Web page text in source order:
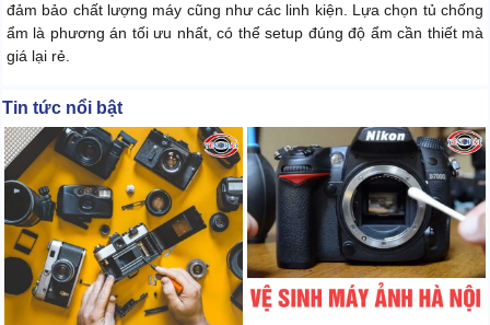
đảm bảo chất lượng máy cũng như các linh kiện. Lựa chọn tủ chống
ẩm là phương án tối ưu nhất, có thể setup đúng độ ẩm cần thiết mà
giá lại rẻ.
Tin tức nổi bật